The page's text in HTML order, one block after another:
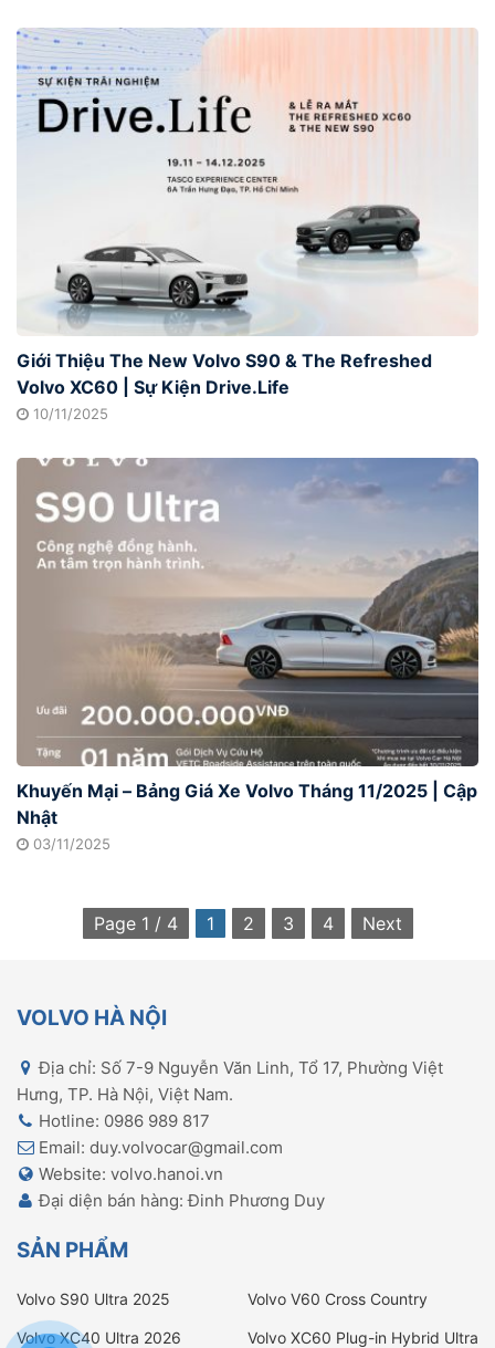
Giới Thiệu The New Volvo S90 & The Refreshed
Volvo XC60 | Sự Kiện Drive.Life
10/11/2025
Khuyến Mại – Bảng Giá Xe Volvo Tháng 11/2025 | Cập
Nhật
03/11/2025
Page 1 / 4 1 2 3 4 Next
VOLVO HÀ NỘI
Địa chỉ: Số 7-9 Nguyễn Văn Linh, Tổ 17, Phường Việt
Hưng, TP. Hà Nội, Việt Nam.
Hotline: 0986 989 817
Email: duy.volvocar@gmail.com
Website: volvo.hanoi.vn
Đại diện bán hàng: Đinh Phương Duy
SẢN PHẨM
Volvo S90 Ultra 2025
Volvo V60 Cross Country
Volvo XC40 Ultra 2026 Volvo XC60 Plug-in Hybrid Ultra